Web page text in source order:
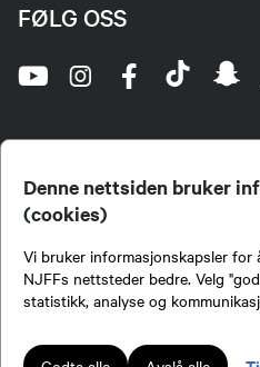
Denne nettsiden bruker
(cookies)
Vi bruker informasjonskapsler for
NJFFs nettsteder bedre. Velg
statistikk, analyse og
FØLG OSS
jegere og sportsfiskere og et av de viktigste
fiske i Norge. Vi er en partipolitisk nøytral
naturpolitisk engasjement i mange saker.
Lokalforeninger tilsluttet Norges Jeger- og